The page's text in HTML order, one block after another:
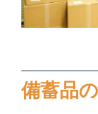
備蓄品